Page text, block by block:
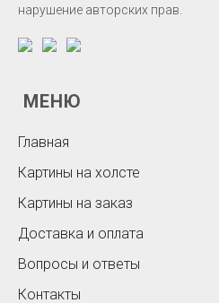
нарушение авторских прав.
МЕНЮ
Главная
Картины на холсте
Картины на заказ
Доставка и оплата
Вопросы и ответы
Контакты